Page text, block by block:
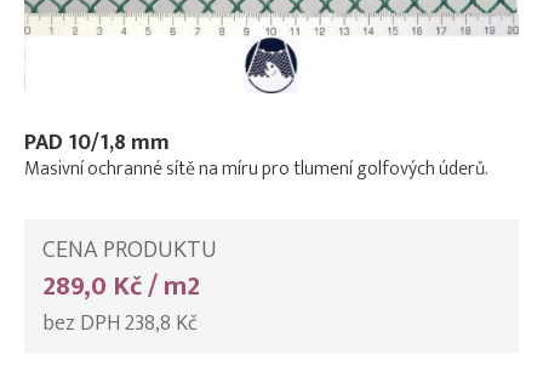
PAD 10/1,8 mm
Masivní ochranné sítě na míru pro tlumení golfových úderů.
CENA PRODUKTU
289,0 Kč / m2
bez DPH 238,8 Kč